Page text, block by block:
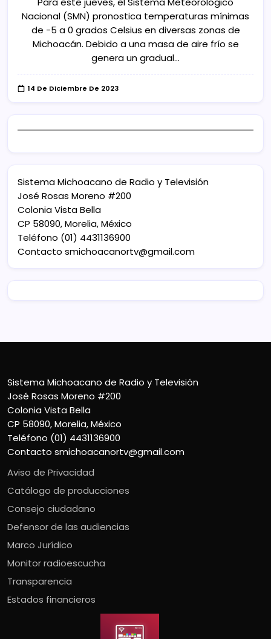
Nacional (SMN) pronostica temperaturas mínimas
de -5 a 0 grados Celsius en diversas zonas de
Michoacán. Debido a una masa de aire frío se
genera un gradual…
14 De Diciembre De 2023
Sistema Michoacano de Radio y Televisión
José Rosas Moreno #200
Colonia Vista Bella
CP 58090, Morelia, México
Teléfono (01) 4431136900
Contacto smichoacanortv@gmail.com
Sistema Michoacano de Radio y Televisión
José Rosas Moreno #200
Colonia Vista Bella
CP 58090, Morelia, México
Teléfono (01) 4431136900
Contacto smichoacanortv@gmail.com
Aviso de Privacidad
Catálogo de producciones
Consejo ciudadano
Defensor de las audiencias
Marco Jurídico
Monitor radioescucha
Transparencia
Estados financieros